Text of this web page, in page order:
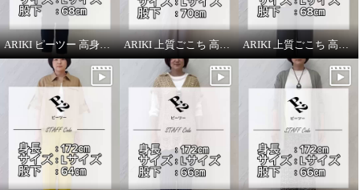
ARIKI ピーツー 高身長スタッフがはいてみました！ ARIKI 上質ごこち 高身長スタッフがはいてみました！ ARIKI 上質ごこち 高身長スタッフがはいてみました！